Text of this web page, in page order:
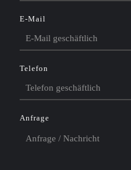
E-Mail
Telefon
Anfrage